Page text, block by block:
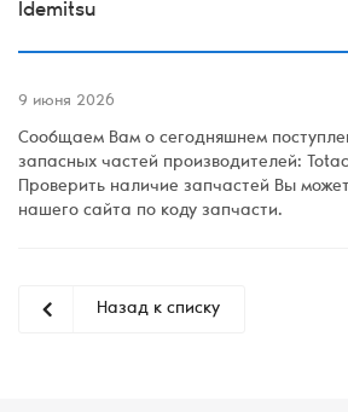
Idemitsu
9 июня 2026
Сообщаем Вам о сегодняшнем
запасных частей производителей:
Проверить наличие запчастей Вы
нашего сайта по коду запчасти.
Назад к списку